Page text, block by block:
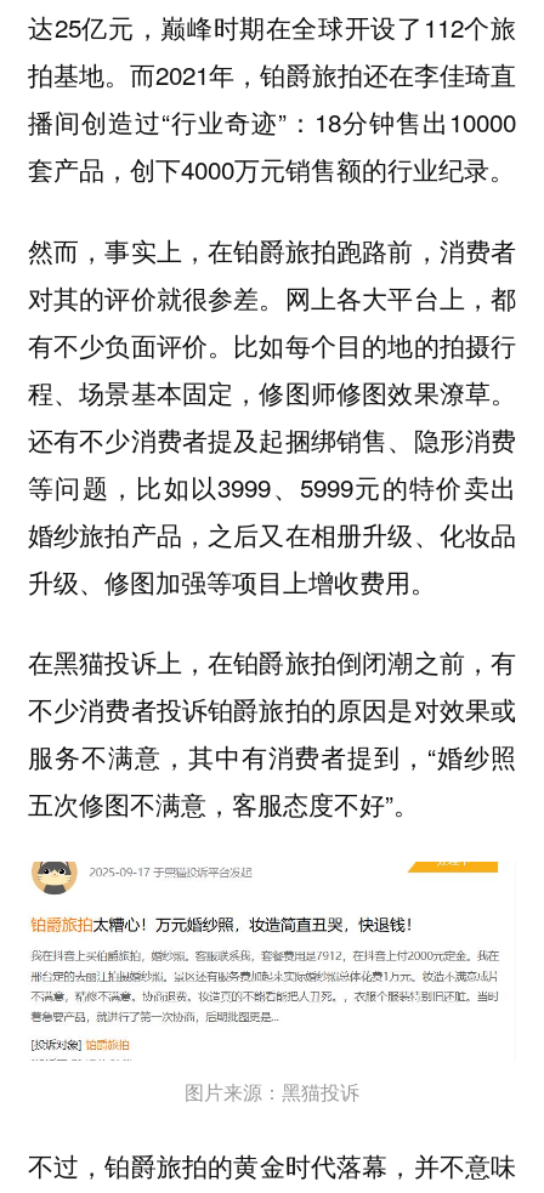
达25亿元，巅峰时期在全球开设了112个旅
拍基地。而2021年，铂爵旅拍还在李佳琦直
播间创造过“行业奇迹”：18分钟售出10000
套产品，创下4000万元销售额的行业纪录。
然而，事实上，在铂爵旅拍跑路前，消费者
对其的评价就很参差。 网上各大平台上，都
有不少负面评价。比如每个目的地的拍摄行
程、场景基本固定，修图师修图效果潦草。
还有不少消费者提及起捆绑销售、隐形消费
等问题，比如以3999、5999元的特价卖出
婚纱旅拍产品，之后又在相册升级、化妆品
升级、修图加强等项目上增收费用。
在黑猫投诉上，在铂爵旅拍倒闭潮之前，有
不少消费者投诉铂爵旅拍的原因是对效果或
服务不满意，其中有消费者提到，“婚纱照
五次修图不满意，客服态度不好”。
图片来源：黑猫投诉
不过，铂爵旅拍的黄金时代落幕，并不意味